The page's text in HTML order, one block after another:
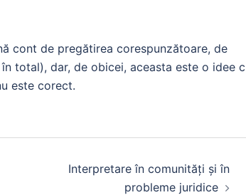
cont de pregătirea corespunzătoare, de
total), dar, de obicei, aceasta este o idee
este corect.
Interpretare în comunități și în
probleme juridice